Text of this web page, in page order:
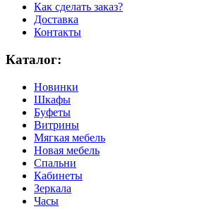
Как сделать заказ?
Доставка
Контакты
Каталог:
Новинки
Шкафы
Буфеты
Витрины
Мягкая мебель
Новая мебель
Спальни
Кабинеты
Зеркала
Часы